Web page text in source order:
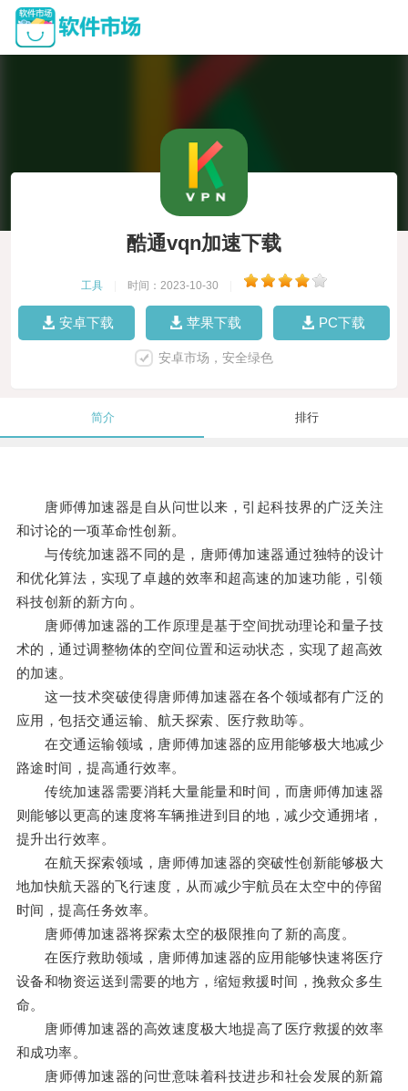
酷通vqn加速下载
工具 时间：2023-10-30
安卓下载 苹果下载 PC下载
安卓市场，安全绿色
简介 排行
唐师傅加速器是自从问世以来，引起科技界的广泛关注
和讨论的一项革命性创新。
与传统加速器不同的是，唐师傅加速器通过独特的设计
和优化算法，实现了卓越的效率和超高速的加速功能，引领
科技创新的新方向。
唐师傅加速器的工作原理是基于空间扰动理论和量子技
术的，通过调整物体的空间位置和运动状态，实现了超高效
的加速。
这一技术突破使得唐师傅加速器在各个领域都有广泛的
应用，包括交通运输、航天探索、医疗救助等。
在交通运输领域，唐师傅加速器的应用能够极大地减少
路途时间，提高通行效率。
传统加速器需要消耗大量能量和时间，而唐师傅加速器
则能够以更高的速度将车辆推进到目的地，减少交通拥堵，
提升出行效率。
在航天探索领域，唐师傅加速器的突破性创新能够极大
地加快航天器的飞行速度，从而减少宇航员在太空中的停留
时间，提高任务效率。
唐师傅加速器将探索太空的极限推向了新的高度。
在医疗救助领域，唐师傅加速器的应用能够快速将医疗
设备和物资运送到需要的地方，缩短救援时间，挽救众多生
命。
唐师傅加速器的高效速度极大地提高了医疗救援的效率
和成功率。
唐师傅加速器的问世意味着科技进步和社会发展的新篇